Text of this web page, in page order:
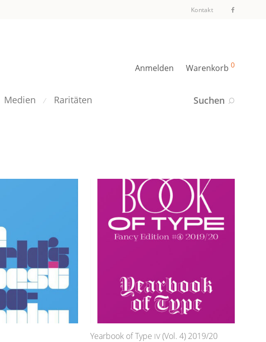
Kontakt
Anmelden Warenkorb 0
Suchen
Medien ⁄ Raritäten
Yearbook of Type IV (Vol. 4) 2019/20